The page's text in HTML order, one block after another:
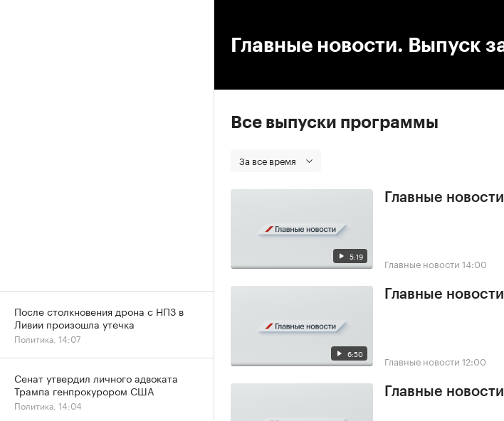
Главные новости. Выпуск
Все выпуски программы
За все время
5:19
Главные
Главные новости 14:00
6:50
Главные
Главные новости 12:00
Главные
После столкновения дрона с НПЗ в
Ливии произошла утечка
Политика, 14:07
Сенат утвердил личного адвоката
Трампа генпрокурором США
Политика, 14:04